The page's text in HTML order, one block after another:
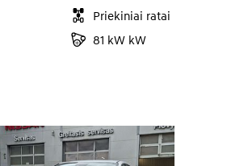
Priekiniai ratai
81 kW kW